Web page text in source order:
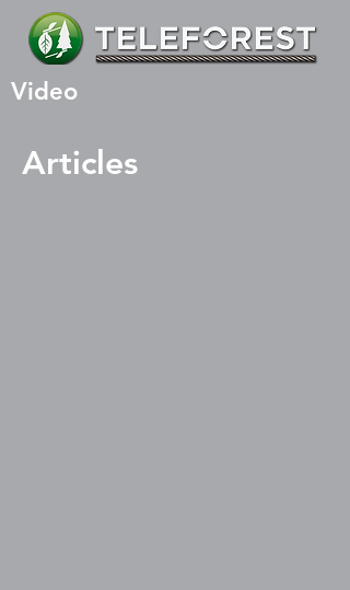
Video
Articles